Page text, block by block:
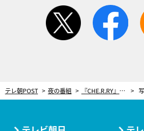
twitter
テレ朝POST 夜の番組 『CHE.R.RY』を8年ぶりMステで披露！yuiがボーカルを務めるバンド・FLOWER FLOWER出演